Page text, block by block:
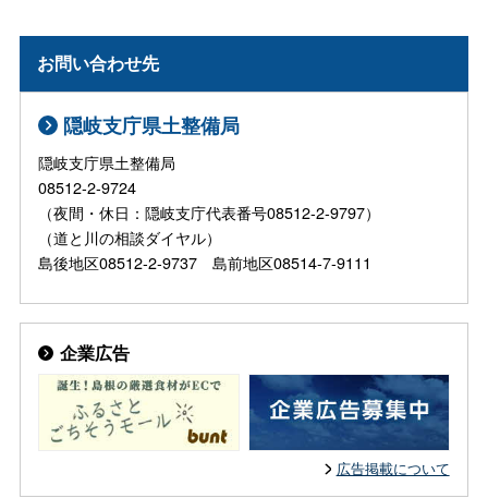
お問い合わせ先
隠岐支庁県土整備局
隠岐支庁県土整備局
08512-2-9724
（夜間・休日：隠岐支庁代表番号08512-2-9797）
（道と川の相談ダイヤル）
島後地区08512-2-9737 島前地区08514-7-9111
企業広告
広告掲載について